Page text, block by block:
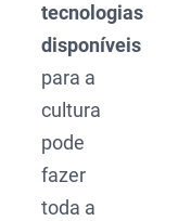
tecnologias
disponíveis
para a
cultura
pode
fazer
toda a